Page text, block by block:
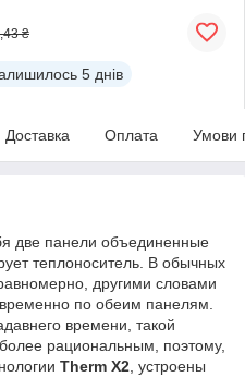
₴
5 днів
Доставка Оплата Умови
две панели объединенные
теплоноситель. В обычных
другими словами
по обеим панелям.
времени, такой
рациональным, поэтому,
Therm X2 , устроены